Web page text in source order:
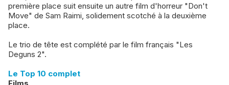
première place suit ensuite un autre film d'horreur "Don't
Move" de Sam Raimi, solidement scotché à la deuxième
place.
Le trio de tête est complété par le film français "Les
Deguns 2".
Le Top 10 complet